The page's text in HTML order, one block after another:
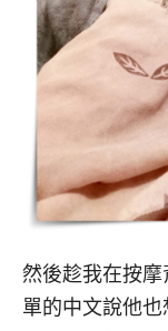
然後趁我在按
單的中文說他也